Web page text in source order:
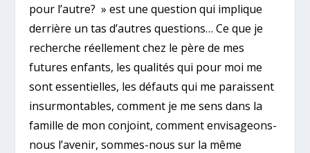
pour l’autre? » est une question qui implique
derrière un tas d’autres questions… Ce que je
recherche réellement chez le père de mes
futures enfants, les qualités qui pour moi me
sont essentielles, les défauts qui me paraissent
insurmontables, comment je me sens dans la
famille de mon conjoint, comment envisageons-
nous l’avenir, sommes-nous sur la même